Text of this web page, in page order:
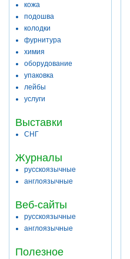
кожа
подошва
колодки
фурнитура
химия
оборудование
упаковка
лейбы
услуги
Выставки
СНГ
Журналы
русскоязычные
англоязычные
Веб-сайты
русскоязычные
англоязычные
Полезное